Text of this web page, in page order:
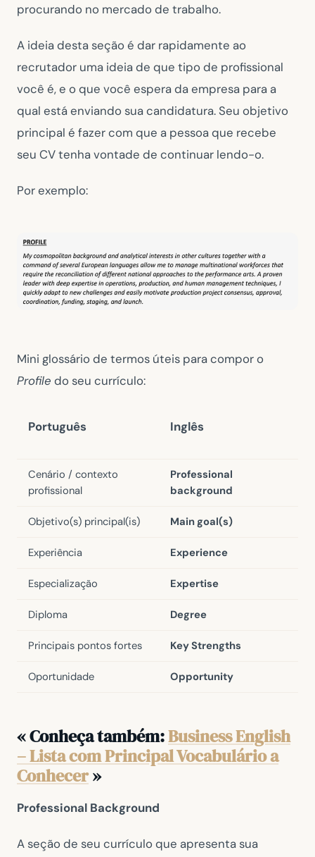
procurando no mercado de trabalho.
A ideia desta seção é dar rapidamente ao
recrutador uma ideia de que tipo de profissional
você é, e o que você espera da empresa para a
qual está enviando sua candidatura. Seu objetivo
principal é fazer com que a pessoa que recebe
seu CV tenha vontade de continuar lendo-o.
Por exemplo:
Mini glossário de termos úteis para compor o
Profile do seu currículo:
Português Inglês
Cenário / contexto
profissional
Professional
background
Objetivo(s) principal(is) Main goal(s)
Experiência Experience
Especialização Expertise
Diploma Degree
Principais pontos fortes Key Strengths
Oportunidade Opportunity
« Conheça também:Business English
– Lista com Principal Vocabulário a
Conhecer»
Professional Background
A seção de seu currículo que apresenta sua